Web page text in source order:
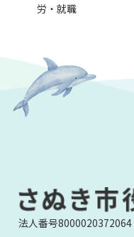
労・就職
法人番号8000020372064